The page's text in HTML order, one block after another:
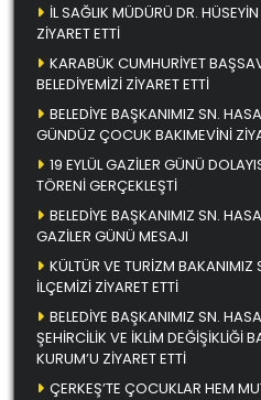
İL SAĞLIK MÜDÜRÜ DR.
ZİYARET ETTİ
KARABÜK CUMHURİYET
BELEDİYEMİZİ ZİYARET ETTİ
BELEDİYE BAŞKANIMIZ SN.
GÜNDÜZ ÇOCUK BAKIMEVİNİ
19 EYLÜL GAZİLER GÜNÜ
TÖRENİ GERÇEKLEŞTİ
BELEDİYE BAŞKANIMIZ SN.
GAZİLER GÜNÜ MESAJI
KÜLTÜR VE TURİZM BAKANIMIZ
İLÇEMİZİ ZİYARET ETTİ
BELEDİYE BAŞKANIMIZ SN.
ŞEHİRCİLİK VE İKLİM DEĞİŞİKLİĞİ
KURUM’U ZİYARET ETTİ
ÇERKEŞ’TE ÇOCUKLAR HEM